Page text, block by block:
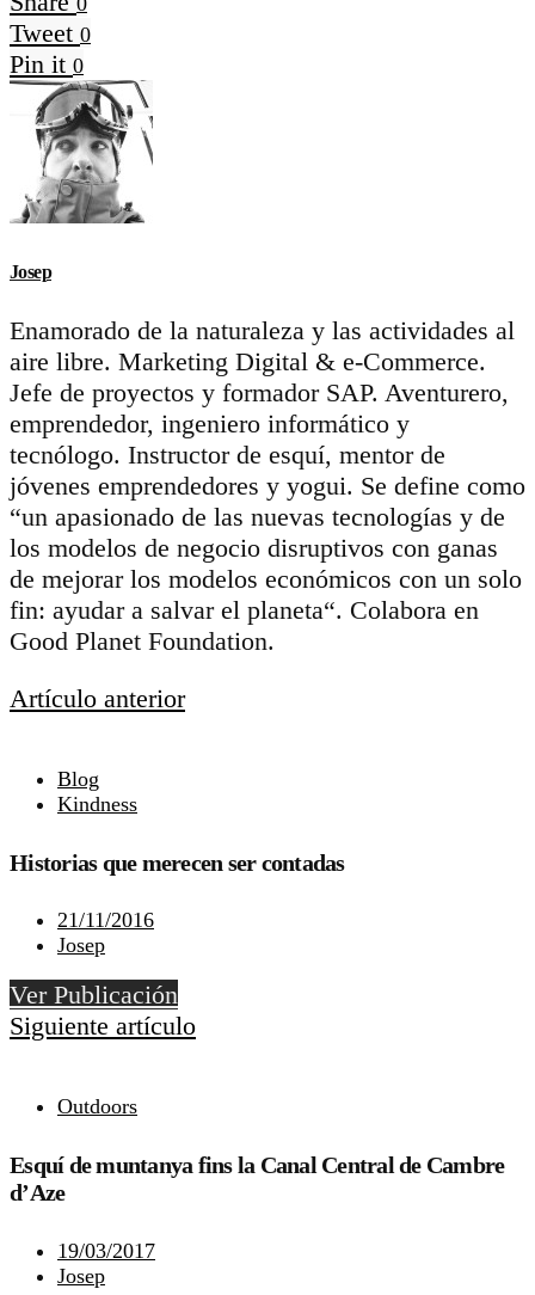
Tweet 0
Pin it 0
Josep
Enamorado de la naturaleza y las actividades al
aire libre. Marketing Digital & e-Commerce.
Jefe de proyectos y formador SAP. Aventurero,
emprendedor, ingeniero informático y
tecnólogo. Instructor de esquí, mentor de
jóvenes emprendedores y yogui. Se define como
“un apasionado de las nuevas tecnologías y de
los modelos de negocio disruptivos con ganas
de mejorar los modelos económicos con un solo
fin: ayudar a salvar el planeta“. Colabora en
Good Planet Foundation.
Artículo anterior
Blog
Kindness
Historias que merecen ser contadas
21/11/2016
Josep
Ver Publicación
Siguiente artículo
Outdoors
Esquí de muntanya fins la Canal Central de Cambre
d’Aze
19/03/2017
Josep